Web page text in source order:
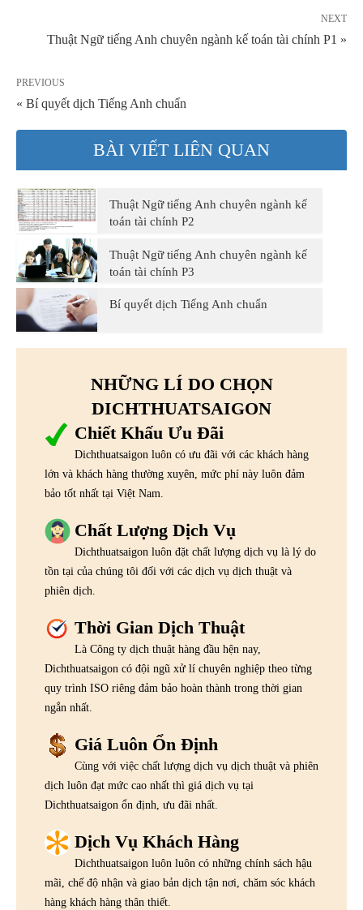
NEXT
Thuật Ngữ tiếng Anh chuyên ngành kế toán tài chính P1 »
PREVIOUS
« Bí quyết dịch Tiếng Anh chuẩn
BÀI VIẾT LIÊN QUAN
Thuật Ngữ tiếng Anh chuyên ngành kế
toán tài chính P2
Thuật Ngữ tiếng Anh chuyên ngành kế
toán tài chính P3
Bí quyết dịch Tiếng Anh chuẩn
NHỮNG LÍ DO CHỌN
DICHTHUATSAIGON
Chiết Khấu Ưu Đãi
Dichthuatsaigon luôn có ưu đãi với các khách hàng
lớn và khách hàng thường xuyên, mức phí này luôn đảm
bảo tốt nhất tại Việt Nam.
Chất Lượng Dịch Vụ
Dichthuatsaigon luôn đặt chất lượng dịch vụ là lý do
tồn tại của chúng tôi đối với các dịch vụ dịch thuật và
phiên dịch.
Thời Gian Dịch Thuật
Là Công ty dịch thuật hàng đầu hện nay,
Dichthuatsaigon có đội ngũ xử lí chuyên nghiệp theo từng
quy trình ISO riêng đảm bảo hoàn thành trong thời gian
ngắn nhất.
Giá Luôn Ổn Định
Cùng với việc chất lượng dịch vụ dịch thuật và phiên
dịch luôn đạt mức cao nhất thì giá dịch vụ tại
Dichthuatsaigon ổn định, ưu đãi nhất.
Dịch Vụ Khách Hàng
Dichthuatsaigon luôn luôn có những chính sách hậu
mãi, chế độ nhận và giao bản dịch tận nơi, chăm sóc khách
hàng khách hàng thân thiết.